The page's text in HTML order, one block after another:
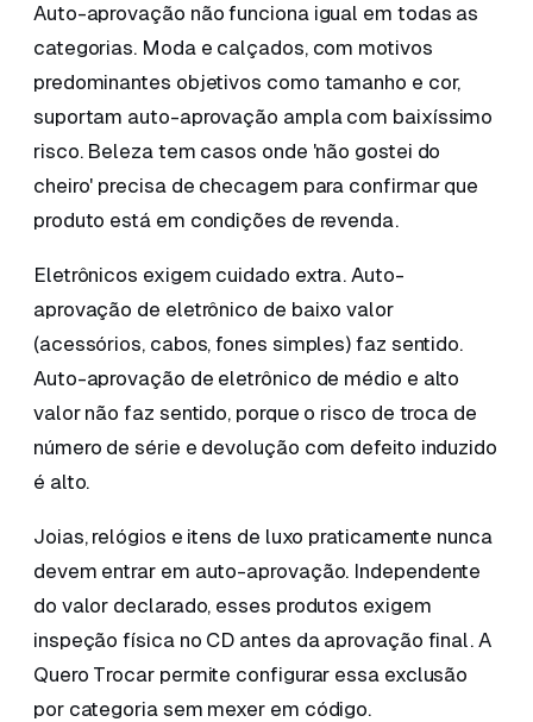
Auto-aprovação não funciona igual em todas as
categorias. Moda e calçados, com motivos
predominantes objetivos como tamanho e cor,
suportam auto-aprovação ampla com baixíssimo
risco. Beleza tem casos onde 'não gostei do
cheiro' precisa de checagem para confirmar que
produto está em condições de revenda.
Eletrônicos exigem cuidado extra. Auto-
aprovação de eletrônico de baixo valor
(acessórios, cabos, fones simples) faz sentido.
Auto-aprovação de eletrônico de médio e alto
valor não faz sentido, porque o risco de troca de
número de série e devolução com defeito induzido
é alto.
Joias, relógios e itens de luxo praticamente nunca
devem entrar em auto-aprovação. Independente
do valor declarado, esses produtos exigem
inspeção física no CD antes da aprovação final. A
Quero Trocar permite configurar essa exclusão
por categoria sem mexer em código.